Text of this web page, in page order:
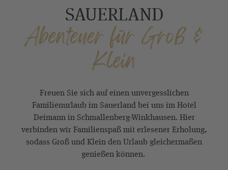
SAUERLAND
Abenteuer für Groß &
Klein
Freuen Sie sich auf einen unvergesslichen
Familienurlaub im Sauerland bei uns im Hotel
Deimann in Schmallenberg-Winkhausen. Hier
verbinden wir Familienspaß mit erlesener Erholung,
sodass Groß und Klein den Urlaub gleichermaßen
genießen können.